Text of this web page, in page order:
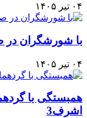
۰۴ تیر ۱۴۰۵
با شورشگران در
۰۴ تیر ۱۴۰۵
اشرف3